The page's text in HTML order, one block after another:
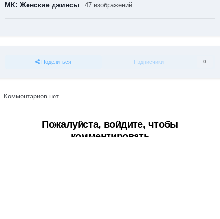
МК: Женские джинсы · 47 изображений
Поделиться Подписчики 0
Комментариев нет
Пожалуйста, войдите, чтобы
комментировать